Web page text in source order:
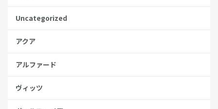
Uncategorized
アクア
アルファード
ヴィッツ